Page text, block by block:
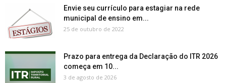
Envie seu currículo para estagiar na rede
municipal de ensino em...
25 de outubro de 2022
Prazo para entrega da Declaração do ITR 2026
começa em 10...
3 de agosto de 2026